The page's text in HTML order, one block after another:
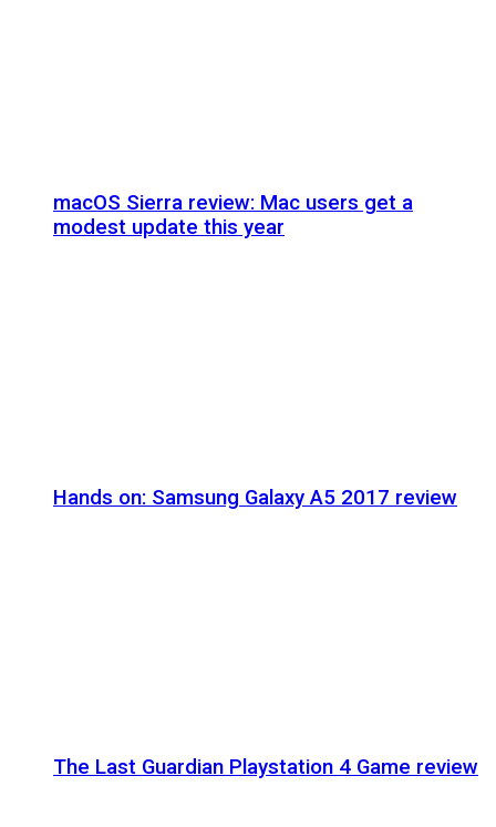
macOS Sierra review: Mac users get a
modest update this year
Hands on: Samsung Galaxy A5 2017 review
The Last Guardian Playstation 4 Game review